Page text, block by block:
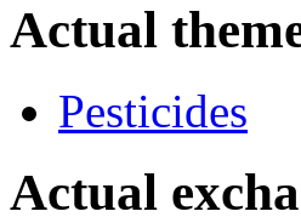
Actual
Pesticides
Actual